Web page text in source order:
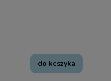
do koszyka